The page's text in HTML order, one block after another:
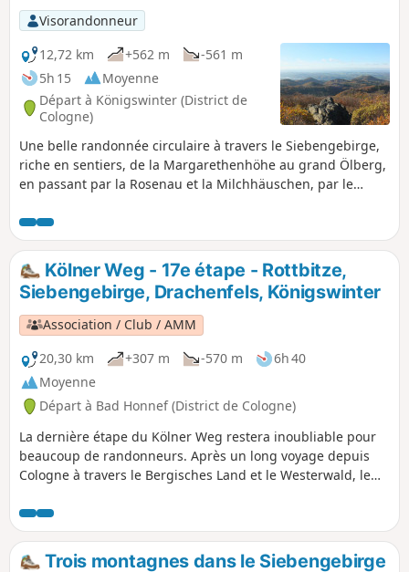
Visorandonneur
12,72 km
+562 m
-561 m
5h 15
Moyenne
Départ à Königswinter (District de
Cologne)
Une belle randonnée circulaire à travers le Siebengebirge,
riche en sentiers, de la Margarethenhöhe au grand Ölberg,
en passant par la Rosenau et la Milchhäuschen, par le
par l'Erpelntalskopf jusqu'à la Löwenburg et de nouveau à
la Margarethenhöhe. Un must pour les randonneurs qui
aiment les grandes forêts et les vues lointaines.
Kölner Weg - 17e étape - Rottbitze,
Siebengebirge, Drachenfels, Königswinter
Association / Club / AMM
20,30 km
+307 m -570 m
6h 40
Moyenne
Départ à Bad Honnef (District de Cologne)
La dernière étape du Kölner Weg restera inoubliable pour
beaucoup de randonneurs. Après un long voyage depuis
Cologne à travers le Bergisches Land et le Westerwald, le
magnifiques. Ensuite, le chemin approche de ses dernières
étapes, qui sont peut-être les plus belles. On parcourt de
superbes sentiers forestiers à travers le Siebengebirge et
Trois montagnes dans le Siebengebirge